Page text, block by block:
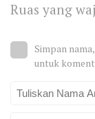
Ruas yang
Simpan
untuk